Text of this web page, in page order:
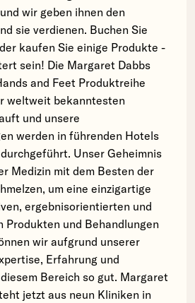
wir geben ihnen den
sie verdienen. Buchen Sie
kaufen Sie einige Produkte -
sein! Die Margaret Dabbs
and Feet Produktreihe
weltweit bekanntesten
und unsere
werden in führenden Hotels
Unser Geheimnis
Medizin mit dem Besten der
um eine einzigartige
ergebnisorientierten und
Produkten und Behandlungen
wir aufgrund unserer
Erfahrung und
Bereich so gut. Margaret
jetzt aus neun Kliniken in